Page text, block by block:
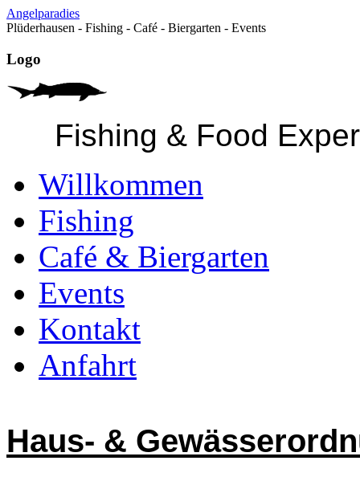
Angelparadies
Plüderhausen - Fishing - Café - Biergarten - Events
Logo
Fishing & Food
Willkommen
Fishing
Café & Biergarten
Events
Kontakt
Anfahrt
Haus- &